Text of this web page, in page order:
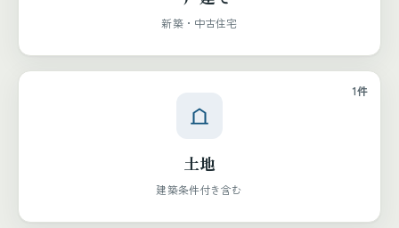
新築・中古住宅
1件
土地
建築条件付き含む